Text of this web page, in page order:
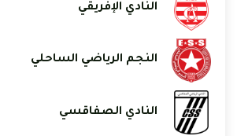
النادي الإفريقي
النجم الرياضي الساحلي
النادي الصفاقسي